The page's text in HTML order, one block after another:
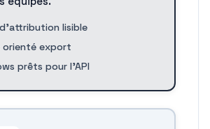
lisible
orienté export
prêts pour l'API